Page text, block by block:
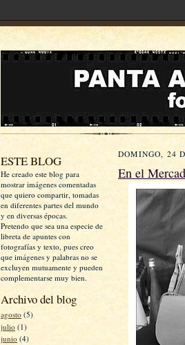
ESTE BLOG
He creado este blog para
mostrar imágenes comentadas
que quiero compartir, tomadas
en diferentes partes del mundo
y en diversas épocas.
Pretendo que sea una especie de
libreta de apuntes con
fotografías y texto, pues creo
que imágenes y palabras no se
excluyen mutuamente y pueden
complementarse muy bien.
Archivo del blog
agosto (5)
julio (1)
junio (4)
DOMINGO, 24
En el